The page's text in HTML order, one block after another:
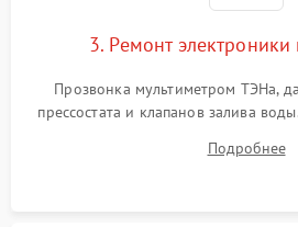
3. Ремонт электроники
Прозвонка мультиметром ТЭНа,
прессостата и клапанов залива
Восстановление целостности
Подробнее